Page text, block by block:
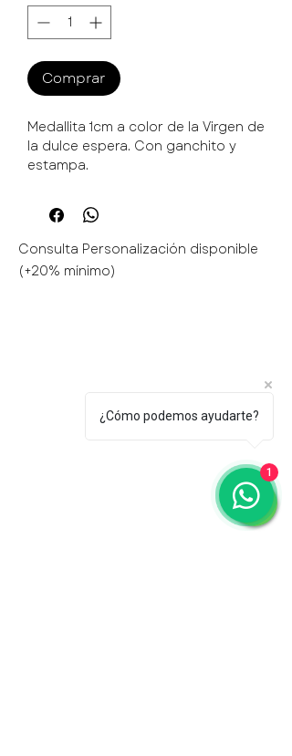
Comprar
Medallita 1cm a color de la Virgen de
la dulce espera. Con ganchito y
estampa.
Consulta Personalización disponible
(+20% mínimo)
¿Cómo podemos ayudarte?
1